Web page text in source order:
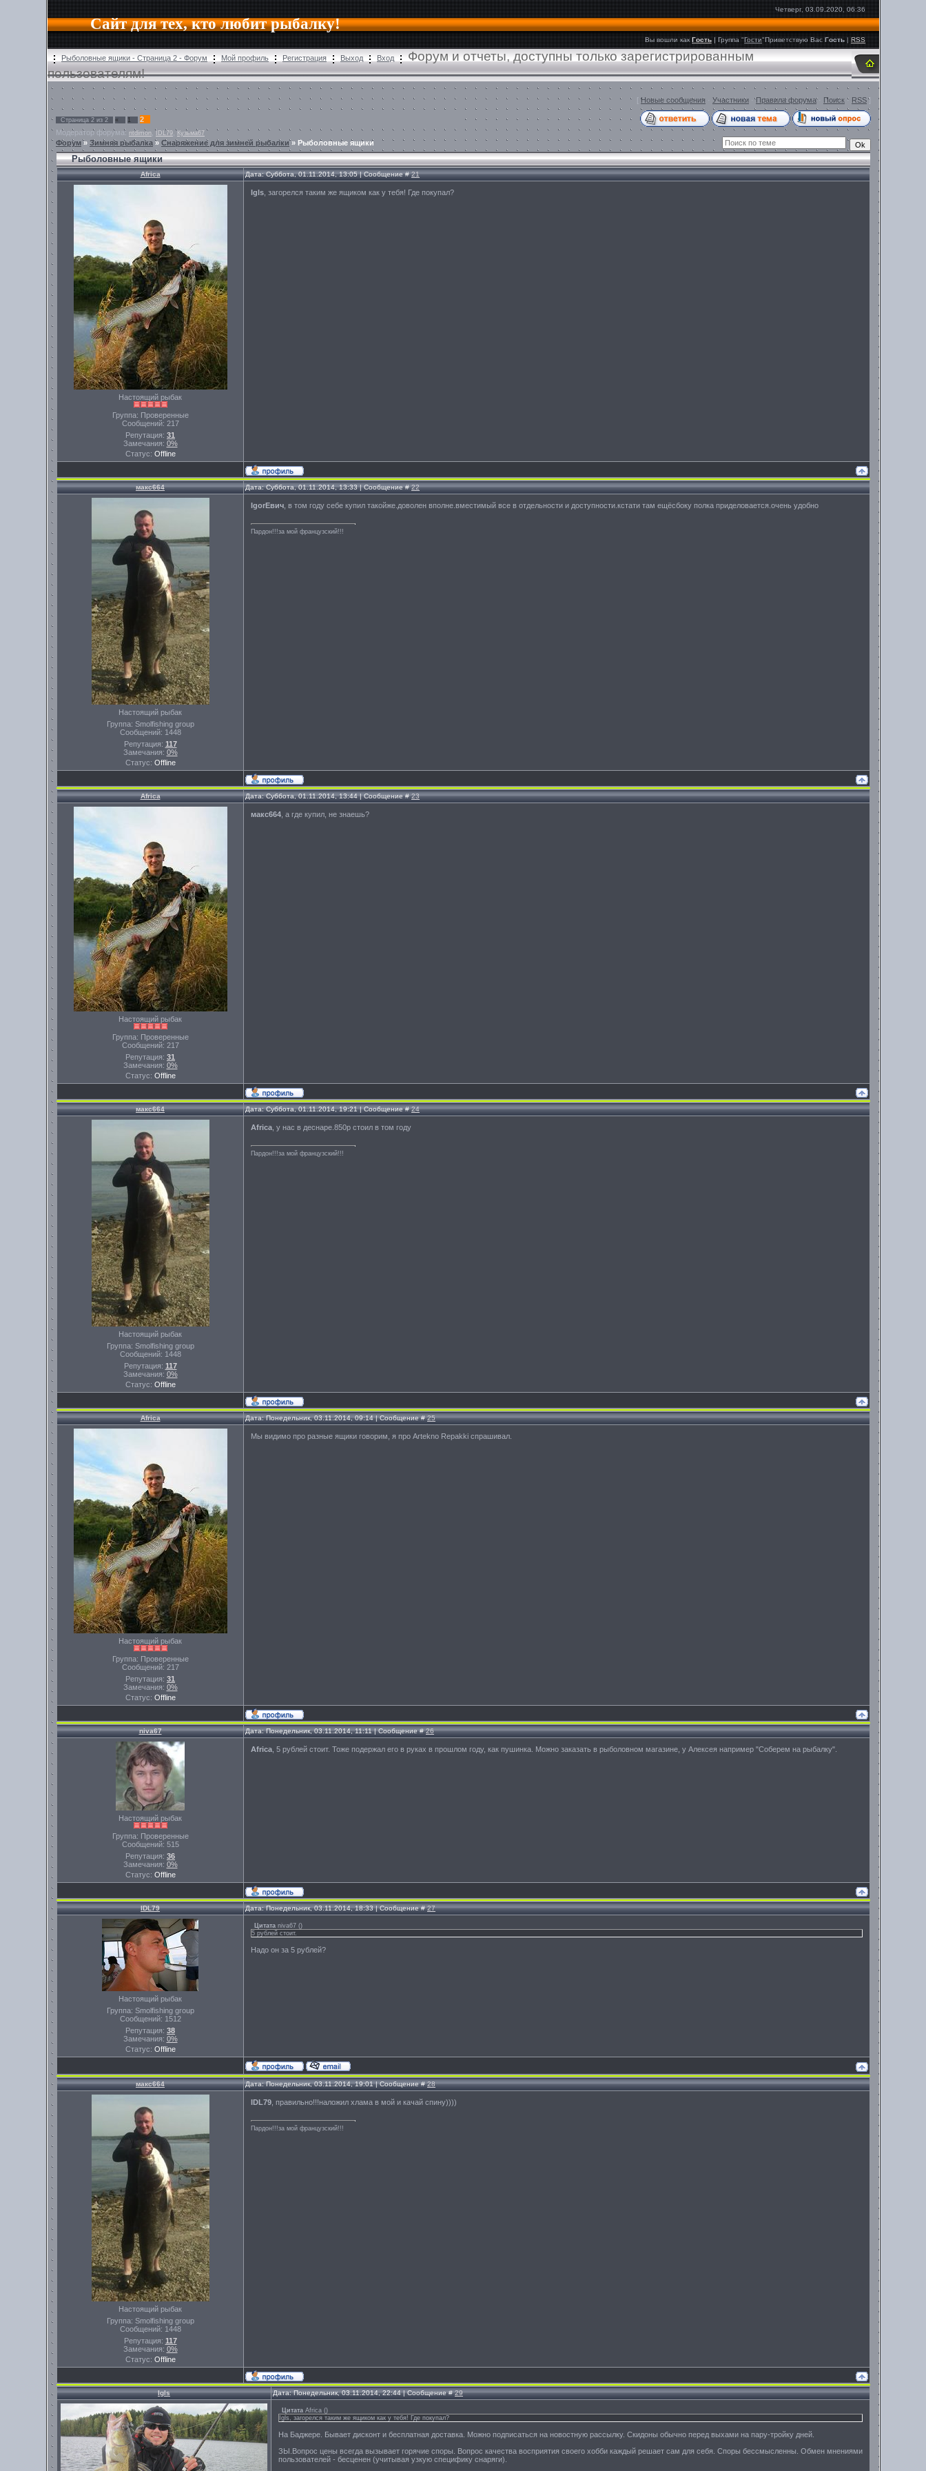
Сайт для тех, кто любит рыбалку!
Четверг, 03.09.2020, 06:36
Вы вошли как Гость|Группа"Гости"Приветствую Вас Гость |RSS
Рыболовные ящики - Страница 2 - Форум Мой профиль Регистрация Выход Вход
Форум и отчеты, доступны только зарегистрированным
пользователям!
[ Новые сообщения Участники ·Правила форума· Поиск · RSS]
Страница 2 из 2 « 1
2
Модератор форума: ntdimon , IDL79 , Кузьма67
Форум» Зимняя рыбалка » Снаряжение для зимней рыбалки» Рыболовные ящики
Рыболовные ящики
Africa Дата: Суббота, 01.11.2014, 13:05 | Сообщение #21
Настоящий рыбак
Группа: Проверенные
Сообщений: 217
Репутация: 31
Замечания: 0%
Статус: Offline
Igls , загорелся таким же ящиком как у тебя! Где покупал?
макс664 Дата: Суббота, 01.11.2014, 13:33 | Сообщение #22
Настоящий рыбак
Группа: Smolfishing group
Сообщений: 1448
Репутация: 117
Замечания: 0%
Статус: Offline
IgorЕвич , в том году себе купил такойже.доволен вполне.вместимый все в отдельности и доступности.кстати там ещёсбоку полка приделовается.очень удобно
Пардон!!!за мой французский!!!
Africa Дата: Суббота, 01.11.2014, 13:44 | Сообщение #23
Настоящий рыбак
Группа: Проверенные
Сообщений: 217
Репутация: 31
Замечания: 0%
Статус: Offline
макс664 , а где купил, не знаешь?
макс664 Дата: Суббота, 01.11.2014, 19:21 | Сообщение #24
Настоящий рыбак
Группа: Smolfishing group
Сообщений: 1448
Репутация: 117
Замечания: 0%
Статус: Offline
Africa , у нас в деснаре.850р стоил в том году
Пардон!!!за мой французский!!!
Africa Дата: Понедельник, 03.11.2014, 09:14 | Сообщение #25
Настоящий рыбак
Группа: Проверенные
Сообщений: 217
Репутация: 31
Замечания: 0%
Статус: Offline
Мы видимо про разные ящики говорим, я про Artekno Repakki спрашивал.
niva67 Дата: Понедельник, 03.11.2014, 11:11 | Сообщение #26
Настоящий рыбак
Группа: Проверенные
Сообщений: 515
Репутация: 36
Замечания: 0%
Статус: Offline
Africa , 5 рублей стоит. Тоже подержал его в руках в прошлом году, как пушинка. Можно заказать в рыболовном магазине, у Алексея например "Соберем на рыбалку".
IDL79 Дата: Понедельник, 03.11.2014, 18:33 | Сообщение #27
Настоящий рыбак
Группа: Smolfishing group
Сообщений: 1512
Репутация: 38
Замечания: 0%
Статус: Offline
Цитата niva67 ()
5 рублей стоит.
Надо он за 5 рублей?
макс664 Дата: Понедельник, 03.11.2014, 19:01 | Сообщение #28
Настоящий рыбак
Группа: Smolfishing group
Сообщений: 1448
Репутация: 117
Замечания: 0%
Статус: Offline
IDL79 , правильно!!!наложил хлама в мой и качай спину))))
Пардон!!!за мой французский!!!
Igls Дата: Понедельник, 03.11.2014, 22:44 | Сообщение #29
Цитата Africa ()
Igls, загорелся таким же ящиком как у тебя! Где покупал?
На Баджере. Бывает дисконт и бесплатная доставка. Можно подписаться на новостную рассылку. Скидоны обычно перед выхами на пару-тройку дней.
ЗЫ.Вопрос цены всегда вызывает горячие споры. Вопрос качества восприятия своего хобби каждый решает сам для себя. Споры бессмысленны. Обмен мнениями
пользователей - бесценен (учитывая узкую специфику снаряги).